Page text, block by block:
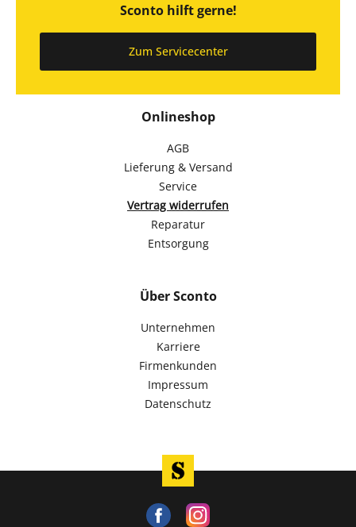
Onlineshop
AGB
Lieferung & Versand
Service
Vertrag widerrufen
Reparatur
Entsorgung
Über Sconto
Unternehmen
Karriere
Firmenkunden
Impressum
Datenschutz
Sconto hilft gerne!
Zum Servicecenter